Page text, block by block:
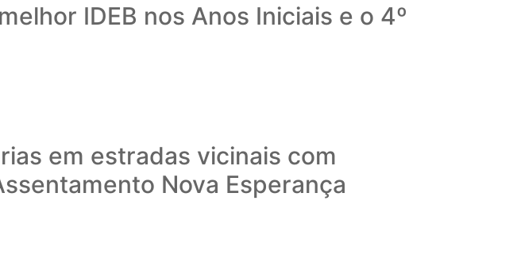
IDEB nos Anos Iniciais e o 4º
em estradas vicinais com
Nova Esperança